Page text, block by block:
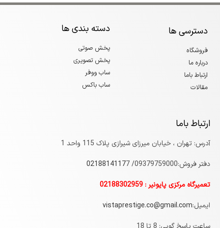
دسترسی ها
فروشگاه
درباره ما
ارتباط باما
مقالات
دسته بندی ها
پخش صوتی
پخش تصویری
ساب ووفر
ساب باکس
ارتباط باما
آدرس: تهران ، خیابان میرزای شیرازی پلاک 115 واحد 1
دفتر فروش:09379759000/
02188141177
تعمیرگاه مرکزی پایونیر : 02188302959
ایمیل:vistaprestige.co@gmail.com